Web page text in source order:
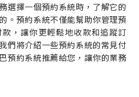
選擇一個預約系統時，了解它的
。預約系統不僅能幫助你管理預
，讓你更輕鬆地收款和追蹤訂
們將介紹一些預約系統的常見付
預約系統推薦給您，讓你的業務